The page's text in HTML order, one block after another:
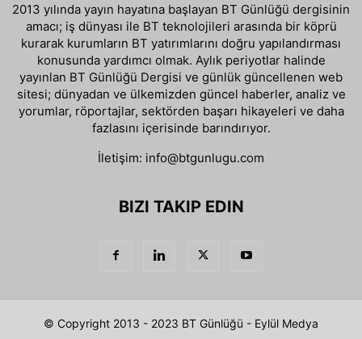
2013 yılında yayın hayatına başlayan BT Günlüğü dergisinin
amacı; iş dünyası ile BT teknolojileri arasında bir köprü
kurarak kurumların BT yatırımlarını doğru yapılandırması
konusunda yardımcı olmak. Aylık periyotlar halinde
yayınlan BT Günlüğü Dergisi ve günlük güncellenen web
sitesi; dünyadan ve ülkemizden güncel haberler, analiz ve
yorumlar, röportajlar, sektörden başarı hikayeleri ve daha
fazlasını içerisinde barındırıyor.
İletişim: info@btgunlugu.com
BIZI TAKIP EDIN
© Copyright 2013 - 2023 BT Günlüğü - Eylül Medya